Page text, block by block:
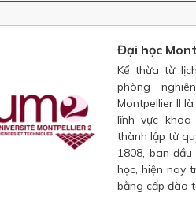
Đại học
Kế thừa từ
phòng
Montpellier II
lĩnh vực
thành lập từ
1808, ban
học, hiện nay
bằng cấp đào